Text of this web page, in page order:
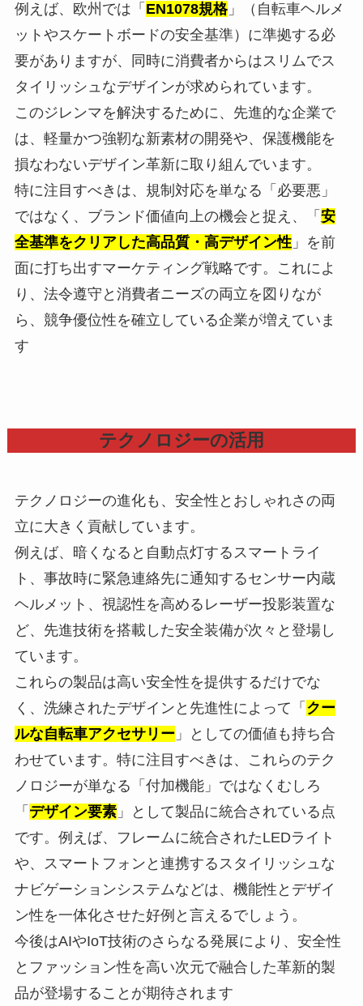
例えば、欧州では「 EN1078規格」（自転車ヘルメ
ットやスケートボードの安全基準）に準拠する必
要がありますが、同時に消費者からはスリムでス
タイリッシュなデザインが求められています。
このジレンマを解決するために、先進的な企業で
は、軽量かつ強靭な新素材の開発や、保護機能を
損なわないデザイン革新に取り組んでいます。
特に注目すべきは、規制対応を単なる「必要悪」
ではなく、ブランド価値向上の機会と捉え、「 安
全基準をクリアした高品質・高デザイン性」を前
面に打ち出すマーケティング戦略です。これによ
り、法令遵守と消費者ニーズの両立を図りなが
ら、競争優位性を確立している企業が増えていま
す
テクノロジーの活用
テクノロジーの進化も、安全性とおしゃれさの両
立に大きく貢献しています。
例えば、暗くなると自動点灯するスマートライ
ト、事故時に緊急連絡先に通知するセンサー内蔵
ヘルメット、視認性を高めるレーザー投影装置な
ど、先進技術を搭載した安全装備が次々と登場し
ています。
これらの製品は高い安全性を提供するだけでな
く、洗練されたデザインと先進性によって「 クー
ルな自転車アクセサリー」としての価値も持ち合
わせています。特に注目すべきは、これらのテク
ノロジーが単なる「付加機能」ではなくむしろ
「 デザイン要素」として製品に統合されている点
です。例えば、フレームに統合されたLEDライト
や、スマートフォンと連携するスタイリッシュな
ナビゲーションシステムなどは、機能性とデザイ
ン性を一体化させた好例と言えるでしょう。
今後はAIやIoT技術のさらなる発展により、安全性
とファッション性を高い次元で融合した革新的製
品が登場することが期待されます